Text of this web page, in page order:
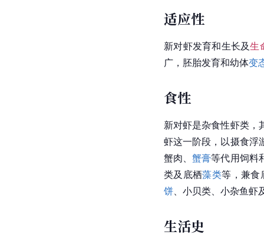
适应性
新对虾发育和生长及生
广，胚胎发育和幼体变
食性
新对虾是杂食性虾类，
虾这一阶段，以摄食浮
蟹肉、蟹膏等代用饲料
类及底栖藻类等，兼食
饼、小贝类、小杂鱼虾
生活史